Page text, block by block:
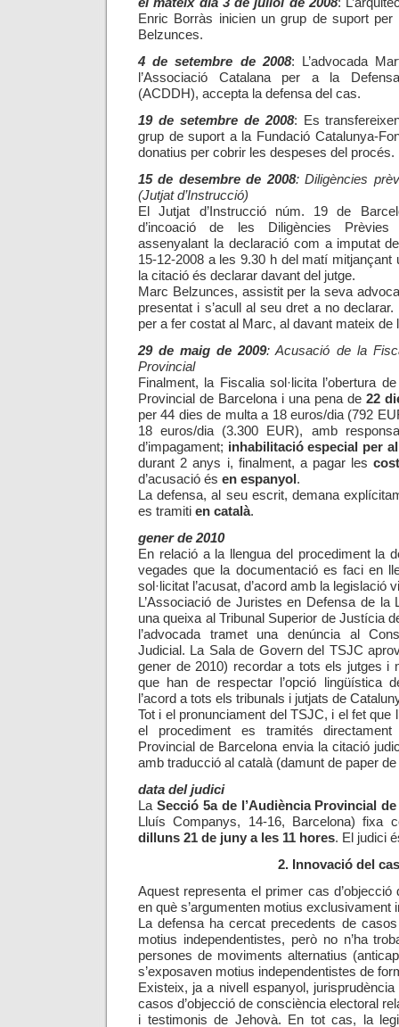
Enric Borràs inicien un grup de suport per
Belzunces.
4 de setembre de 2008: L’advocada
l’Associació Catalana per a la
(ACDDH), accepta la defensa del cas.
19 de setembre de 2008: Es
grup de suport a la Fundació Catalunya-
donatius per cobrir les despeses del procés.
15 de desembre de 2008: Diligències
(Jutjat d’Instrucció)
El Jutjat d’Instrucció núm. 19 de
d’incoació de les Diligències
assenyalant la declaració com a imputat
15-12-2008 a les 9.30 h del matí mitjançant
la citació és declarar davant del jutge.
Marc Belzunces, assistit per la seva
presentat i s’acull al seu dret a no
per a fer costat al Marc, al davant mateix de
29 de maig de 2009: Acusació de la
Provincial
Finalment, la Fiscalia sol·licita l’obertura
Provincial de Barcelona i una pena de 22
per 44 dies de multa a 18 euros/dia (792
18 euros/dia (3.300 EUR), amb
d’impagament; inhabilitació especial per
durant 2 anys i, finalment, a pagar les
d’acusació és en espanyol .
La defensa, al seu escrit, demana
es tramiti en català.
gener de 2010
En relació a la llengua del procediment la
vegades que la documentació es faci en
sol·licitat l’acusat, d’acord amb la legislació
L’Associació de Juristes en Defensa de la
una queixa al Tribunal Superior de Justícia
l’advocada tramet una denúncia al
Judicial. La Sala de Govern del TSJC
gener de 2010) recordar a tots els jutges i
que han de respectar l’opció lingüística
l’acord a tots els tribunals i jutjats de
Tot i el pronunciament del TSJC, i el fet que
el procediment es tramités directament
Provincial de Barcelona envia la citació
amb traducció al català (damunt de paper
data del judici
La Secció 5a de l’Audiència Provincial
Lluís Companys, 14-16, Barcelona) fixa
dilluns 21 de juny a les 11 hores. El judici
2. Innovació del cas
Aquest representa el primer cas
en què s’argumenten motius exclusivament
La defensa ha cercat precedents de
motius independentistes, però no n’ha
persones de moviments alternatius
s’exposaven motius independentistes de
Existeix, ja a nivell espanyol,
casos d’objecció de consciència electoral
i testimonis de Jehovà. En tot cas, la